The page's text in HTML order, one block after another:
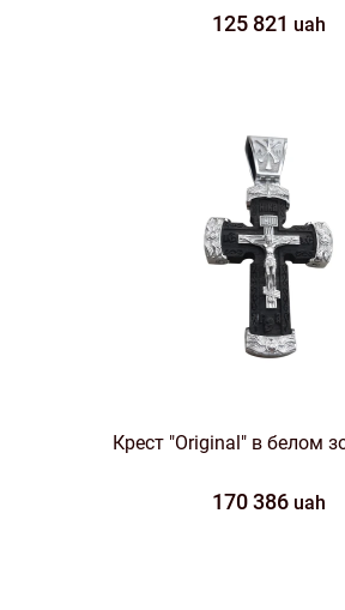
125 821 uah
Крест "Original" в белом
170 386 uah